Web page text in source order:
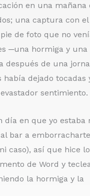
en una mañana
una captura con
de foto que no
─una hormiga y una
después de una
dejado tocadas
sentimiento.
día en que yo estaba
bar a
caso), así que hice
de Word y
la hormiga y la